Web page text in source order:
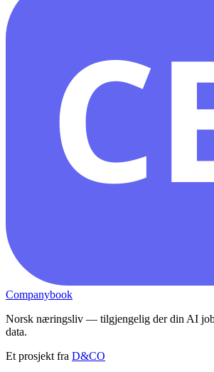
Companybook
Norsk næringsliv — tilgjengelig der din AI
data.
Et prosjekt fra D&CO